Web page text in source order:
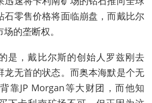
石零售价格将面临崩盘，而戴比尔
的垄断权。
是，戴比尔斯的创始人罗兹刚去
龙无首的状态。而奥本海默是个无
靠JP Morgan等大财团，而他知